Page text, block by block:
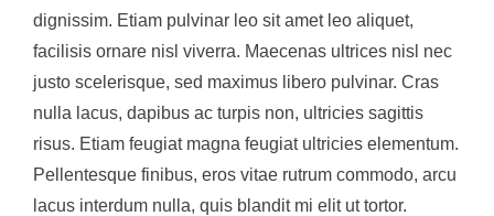
dignissim. Etiam pulvinar leo sit amet leo aliquet,
facilisis ornare nisl viverra. Maecenas ultrices nisl nec
justo scelerisque, sed maximus libero pulvinar. Cras
nulla lacus, dapibus ac turpis non, ultricies sagittis
risus. Etiam feugiat magna feugiat ultricies elementum.
Pellentesque finibus, eros vitae rutrum commodo, arcu
lacus interdum nulla, quis blandit mi elit ut tortor.